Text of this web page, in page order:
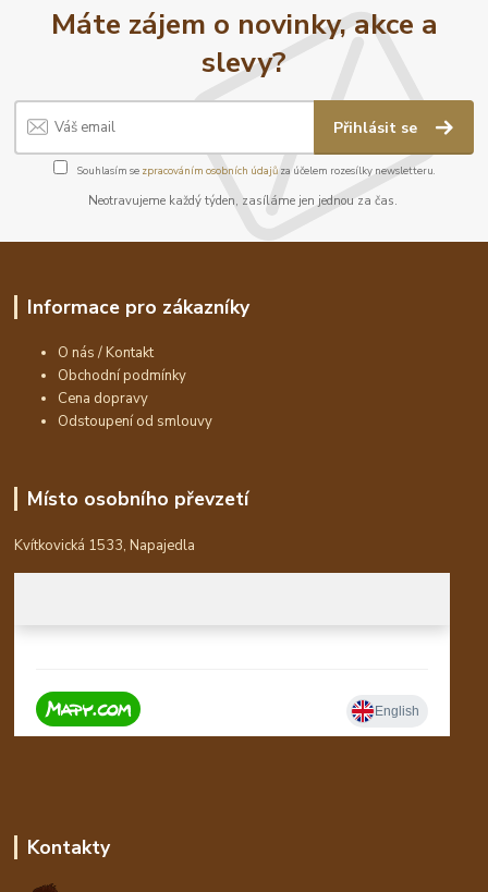
Máte zájem o novinky, akce a
slevy?
Přihlásit se
Souhlasím se zpracováním osobních údajůza účelem rozesílky newsletteru.
Neotravujeme každý týden, zasíláme jen jednou za čas.
Informace pro zákazníky
O nás / Kontakt
Obchodní podmínky
Cena dopravy
Odstoupení od smlouvy
Místo osobního převzetí
Kvítkovická 1533, Napajedla
Kontakty